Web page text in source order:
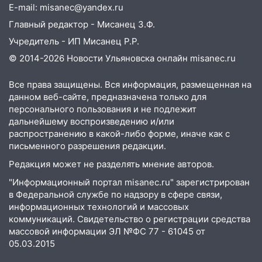
перевернулась на мопеде и попала в
больницу
15:59 Ульяновец отдал более 14
миллионов рублей за криминальное
15:32 На «кольце» кроссовер сбил 18-
летнего мопедиста
15:00 В Ульяновске после тройного ДТП
госпитализировали 25-летнего байкера
14:32
На Ульяновскую область
надвигается жара
14:08 Пешеход переходил по «зебре»:
подробности серьезной аварии на
Фруктовой
13:30 В Димитровграде на улице
E-mail: misanec@yandex.ru
Главный редактор - Мисанец З.Ф.
Учредитель - ИП Мисанец Р.Р.
© 2014-2026 Новости Ульяновска онлайн misanec.ru
Все права защищены. Вся информация, размещенная на
данном веб-сайте, предназначена только для
персонального пользования и не подлежит
дальнейшему воспроизведению и/или
распространению в какой-либо форме, иначе как с
письменного разрешения редакции.
Редакция может не разделять мнение авторов.
"Информационный портал misanec.ru" зарегистрирован
в Федеральной службе по надзору в сфере связи,
информационных технологий и массовых
коммуникаций. Свидетельство о регистрации средства
массовой информации ЭЛ №ФС 77 - 61045 от
05.03.2015